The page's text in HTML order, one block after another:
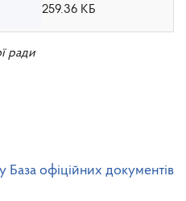
259.36 КБ
ради
База офіційних документів